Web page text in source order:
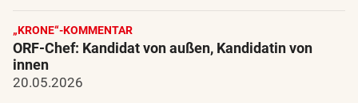
„KRONE“-KOMMENTAR
ORF-Chef: Kandidat von außen, Kandidatin von
innen
20.05.2026